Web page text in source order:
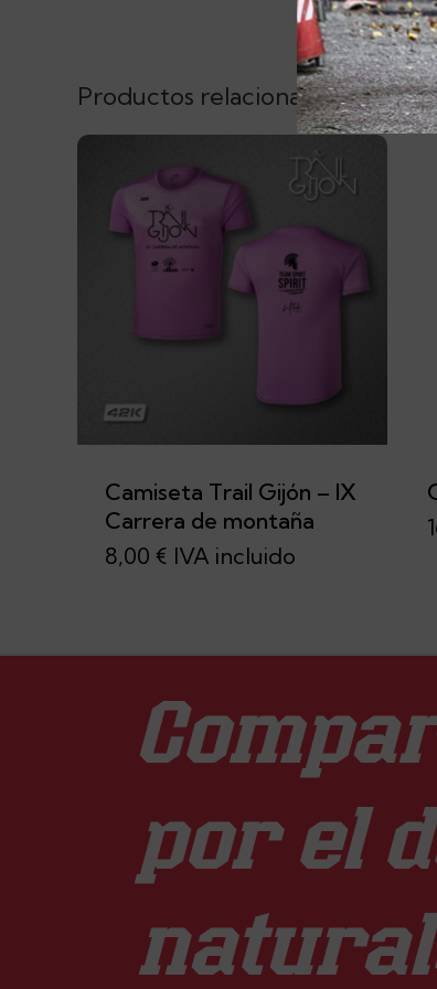
Productos relacionados
Camiseta Trail Gijón – IX
Carrera de montaña
8,00 € IVA incluido
por el